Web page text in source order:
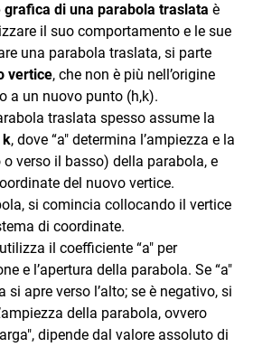
di una parabola traslata è
il suo comportamento e le sue
una parabola traslata, si parte
vertice, che non è più nell’origine
a un nuovo punto (h,k).
traslata spesso assume la
k, dove “a" determina l’ampiezza e la
o verso il basso) della parabola, e
del nuovo vertice.
si comincia collocando il vertice
di coordinate.
il coefficiente “a" per
e l’apertura della parabola. Se “a"
apre verso l’alto; se è negativo, si
della parabola, ovvero
dipende dal valore assoluto di